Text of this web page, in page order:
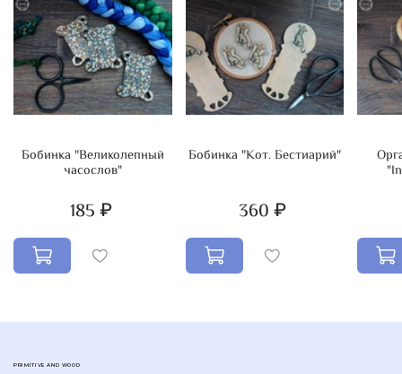
Бобинка "Великолепный
часослов"
185 ₽
Бобинка "Кот. Бестиарий"
360 ₽
PRIMITIVE AND WOOD